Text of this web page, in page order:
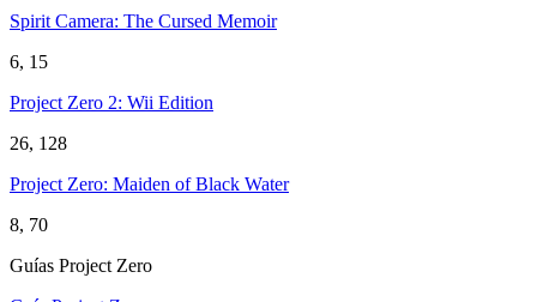
Spirit Camera: The Cursed Memoir
6, 15
Project Zero 2: Wii Edition
26, 128
Project Zero: Maiden of Black Water
8, 70
Guías Project Zero